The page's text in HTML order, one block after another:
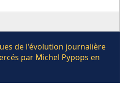
de l'évolution journalière
par Michel Pypops en